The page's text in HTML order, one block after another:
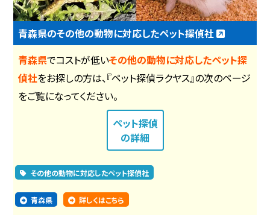
青森県のその他の動物に対応したペット探偵社
青森県でコストが低いその他の動物に対応したペット探
偵社をお探しの方は、『ペット探偵ラクヤス』の次のページ
をご覧になってください。
ペット探偵
の詳細
その他の動物に対応したペット探偵社
青森県 詳しくはこちら